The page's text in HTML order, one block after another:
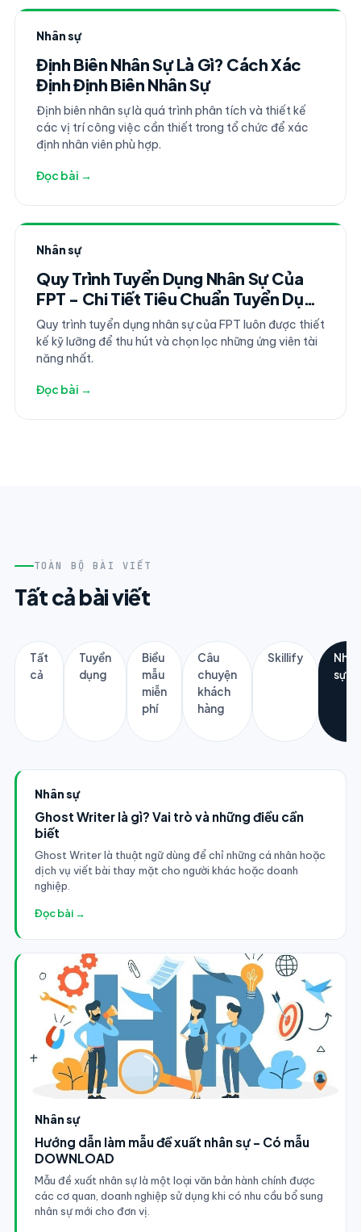
Nhân sự
Định Biên Nhân Sự Là Gì? Cách Xác
Định Định Biên Nhân Sự
Định biên nhân sự là quá trình phân tích và thiết kế
các vị trí công việc cần thiết trong tổ chức để xác
định nhân viên phù hợp.
Đọc bài →
Nhân sự
Quy Trình Tuyển Dụng Nhân Sự Của
FPT - Chi Tiết Tiêu Chuẩn Tuyển Dụng
Nhân Sự
Quy trình tuyển dụng nhân sự của FPT luôn được thiết
kế kỹ lưỡng để thu hút và chọn lọc những ứng viên tài
năng nhất.
Đọc bài →
TOÀN BỘ BÀI VIẾT
Tất cả bài viết
Tất
cả
Tuyển
dụng
Biểu
mẫu
miễn
phí
Câu
chuyện
khách
hàng
Skillify
Nhân
sự
Nhân sự
Ghost Writer là gì? Vai trò và những điều cần
biết
Ghost Writer là thuật ngữ dùng để chỉ những cá nhân hoặc
dịch vụ viết bài thay mặt cho người khác hoặc doanh
nghiệp.
Đọc bài →
Nhân sự
Hướng dẫn làm mẫu đề xuất nhân sự - Có mẫu
DOWNLOAD
Mẫu đề xuất nhân sự là một loại văn bản hành chính được
các cơ quan, doanh nghiệp sử dụng khi có nhu cầu bổ sung
nhân sự mới cho đơn vị.